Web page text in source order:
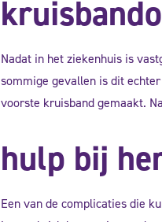
Nadat in het ziekenhuis is
sommige gevallen is dit
voorste kruisband gemaakt.
hulp bij
Een van de complicaties die